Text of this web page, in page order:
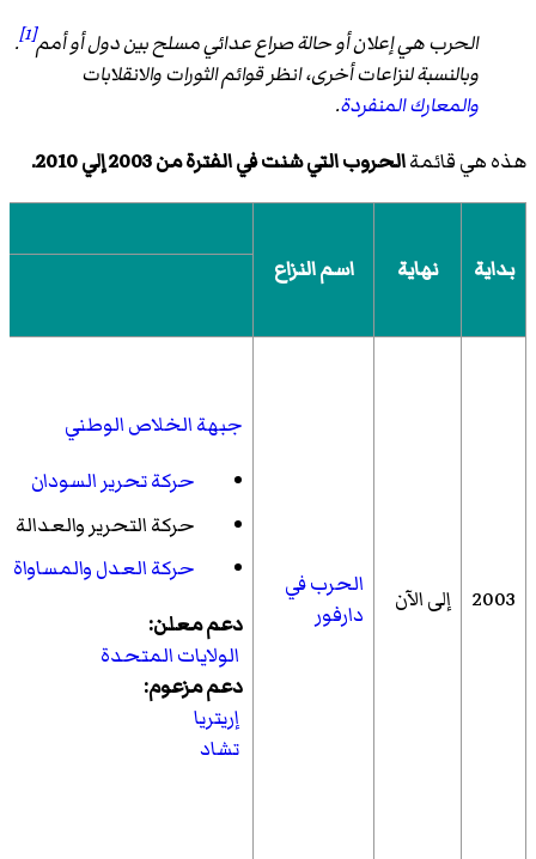
الحرب هي إعلان أو حالة صراع عدائي مسلح بين دول أو أمم[1]
.
وبالنسبة لنزاعات أخرى، انظر قوائمالثوراتوالانقلابات
والمعارك المنفردة.
هذه هي قائمةالحروب التي شنت في الفترة من 2003 إلي 2010.
بداية نهاية اسم النزاع
2003 إلى الآن
الحرب في
دارفور
جبهة الخلاص الوطني
حركة تحرير السودان
حركة التحرير والعدالة
حركة العدل والمساواة
دعم معلن:
الولايات المتحدة
دعم مزعوم:
إريتريا
تشاد